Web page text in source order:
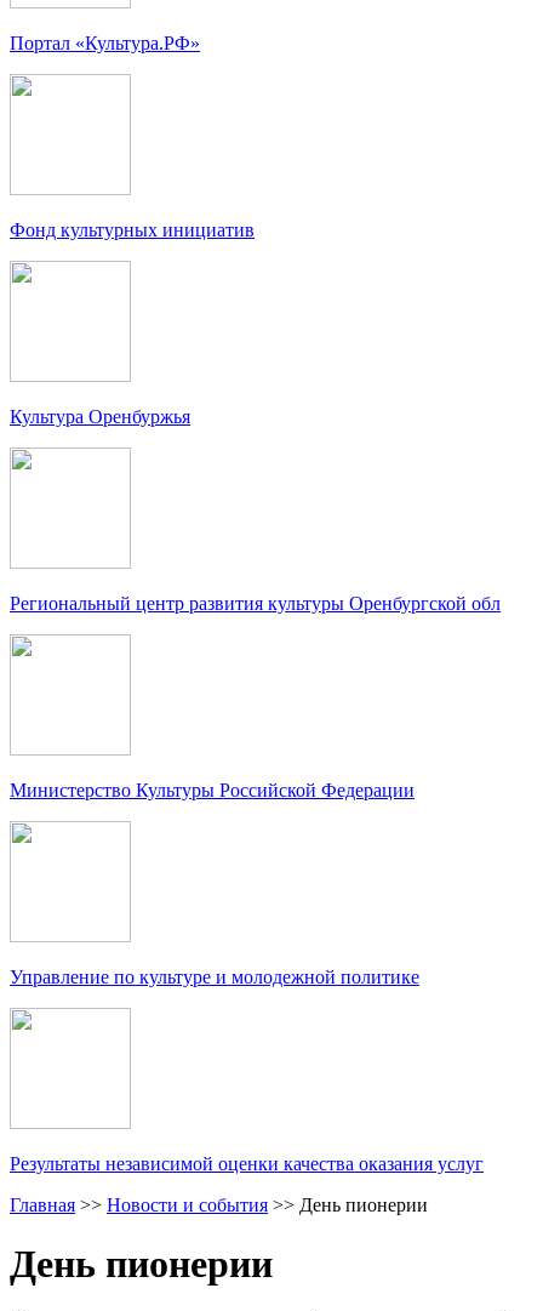
Портал «Культура.РФ»
Фонд культурных инициатив
Культура Оренбуржья
Региональный центр развития культуры Оренбургской обл
Министерство Культуры Российской Федерации
Управление по культуре и молодежной политике
Результаты независимой оценки качества оказания услуг
Главная >> Новости и события >> День пионерии
День пионерии